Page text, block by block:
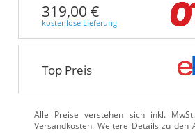
319,00 €
kostenlose Lieferung
Top Preis
Alle Preise verstehen sich inkl.
Versandkosten. Weitere Details zu den